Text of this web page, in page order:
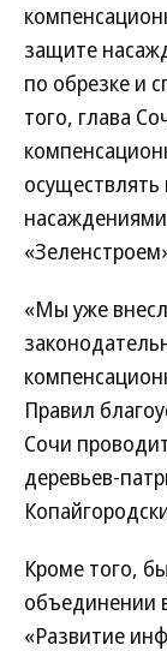
защите
по обрезке и
того, глава
«Мы уже
Правил
Сочи
деревьев-
Кроме того,
объединении
«Развитие